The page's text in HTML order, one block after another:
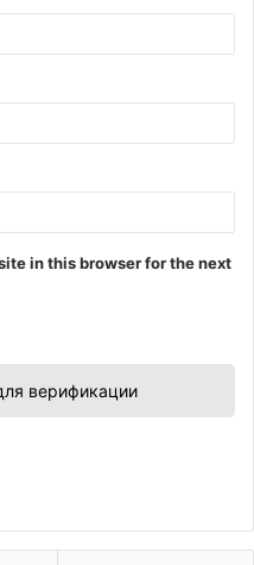
in this browser for the next
верификации